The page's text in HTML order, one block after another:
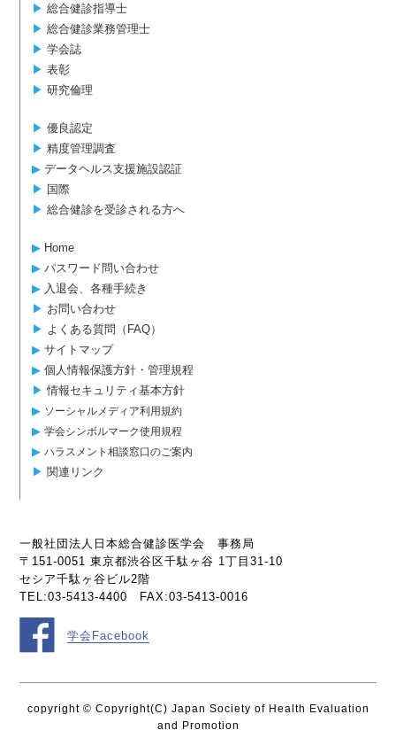
▶︎ 総合健診指導士
▶︎ 総合健診業務管理士
▶︎ 学会誌
▶︎ 表彰
▶︎ 研究倫理
▶︎ 優良認定
▶︎ 精度管理調査
▶︎ データヘルス支援施設認証
▶︎ 国際
▶︎ 総合健診を受診される方へ
▶︎ Home
▶︎ パスワード問い合わせ
▶︎ 入退会、各種手続き
▶︎ お問い合わせ
▶︎ よくある質問（FAQ）
▶︎ サイトマップ
▶︎ 個人情報保護方針・管理規程
▶︎ 情報セキュリティ基本方針
▶︎ ソーシャルメディア利用規約
▶︎ 学会シンボルマーク使用規程
▶︎ ハラスメント相談窓口のご案内
▶︎ 関連リンク
一般社団法人日本総合健診医学会 事務局
〒151-0051 東京都渋谷区千駄ヶ谷 1丁目31-10
セシア千駄ヶ谷ビル2階
TEL:03-5413-4400 FAX:03-5413-0016
学会Facebook
copyright © Copyright(C) Japan Society of Health Evaluation
and Promotion